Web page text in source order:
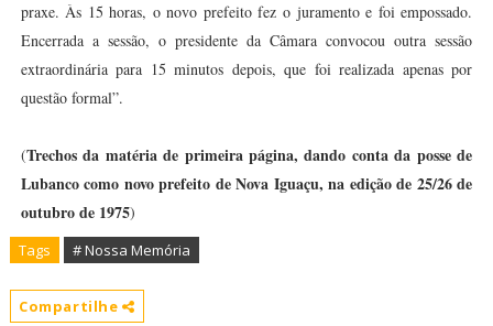
praxe. Às 15 horas, o novo prefeito fez o juramento e foi empossado.
Encerrada a sessão, o presidente da Câmara convocou outra sessão
extraordinária para 15 minutos depois, que foi realizada apenas por
questão formal”.
(Trechos da matéria de primeira página, dando conta da posse de
Lubanco como novo prefeito de Nova Iguaçu, na edição de 25/26 de
outubro de 1975)
Tags # Nossa Memória
Compartilhe